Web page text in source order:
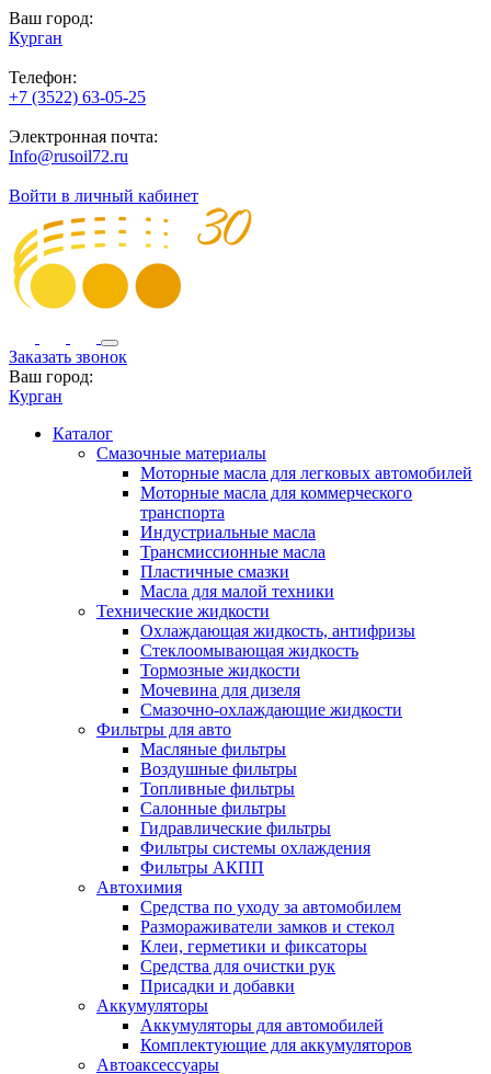
Ваш город:
Курган
Телефон:
+7 (3522) 63-05-25
Электронная почта:
Info@rusoil72.ru
Войти в личный кабинет
Заказать звонок
Ваш город:
Курган
Каталог
Смазочные материалы
Моторные масла для легковых автомобилей
Моторные масла для коммерческого
транспорта
Индустриальные масла
Трансмиссионные масла
Пластичные смазки
Масла для малой техники
Технические жидкости
Охлаждающая жидкость, антифризы
Стеклоомывающая жидкость
Тормозные жидкости
Мочевина для дизеля
Смазочно-охлаждающие жидкости
Фильтры для авто
Масляные фильтры
Воздушные фильтры
Топливные фильтры
Салонные фильтры
Гидравлические фильтры
Фильтры системы охлаждения
Фильтры АКПП
Автохимия
Средства по уходу за автомобилем
Размораживатели замков и стекол
Клеи, герметики и фиксаторы
Средства для очистки рук
Присадки и добавки
Аккумуляторы
Аккумуляторы для автомобилей
Комплектующие для аккумуляторов
Автоаксессуары